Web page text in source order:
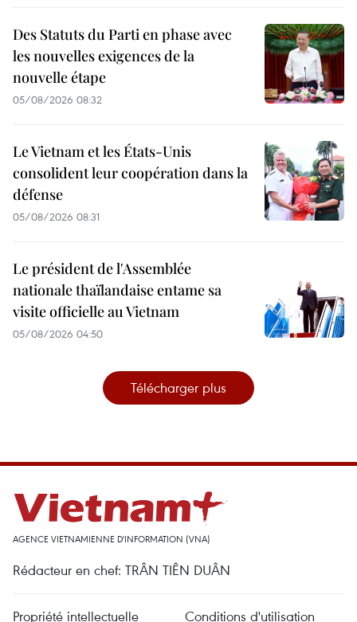
Des Statuts du Parti en phase avec
les nouvelles exigences de la
nouvelle étape
05/08/2026 08:32
Le Vietnam et les États-Unis
consolident leur coopération dans la
défense
05/08/2026 08:31
Le président de l'Assemblée
nationale thaïlandaise entame sa
visite officielle au Vietnam
05/08/2026 04:50
Télécharger plus
AGENCE VIETNAMIENNE D'INFORMATION (VNA)
Rédacteur en chef: TRÂN TIÊN DUÂN
Propriété intellectuelle Conditions d'utilisation